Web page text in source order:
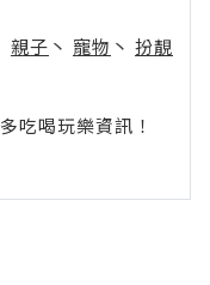
親子 丶 寵物 丶 扮靚
吃喝玩樂資訊！